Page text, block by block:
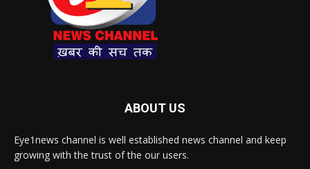
ABOUT US
Eye1news channel is well established news channel and keep
growing with the trust of the our users.